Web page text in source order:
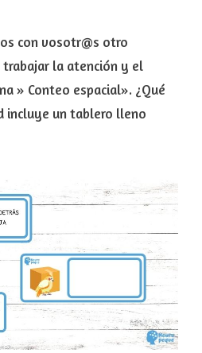
con vosotr@s otro
la atención y el
» Conteo espacial». ¿Qué
incluye un tablero lleno